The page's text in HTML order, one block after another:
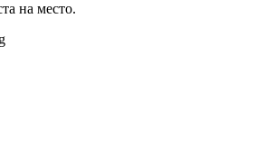
на место.